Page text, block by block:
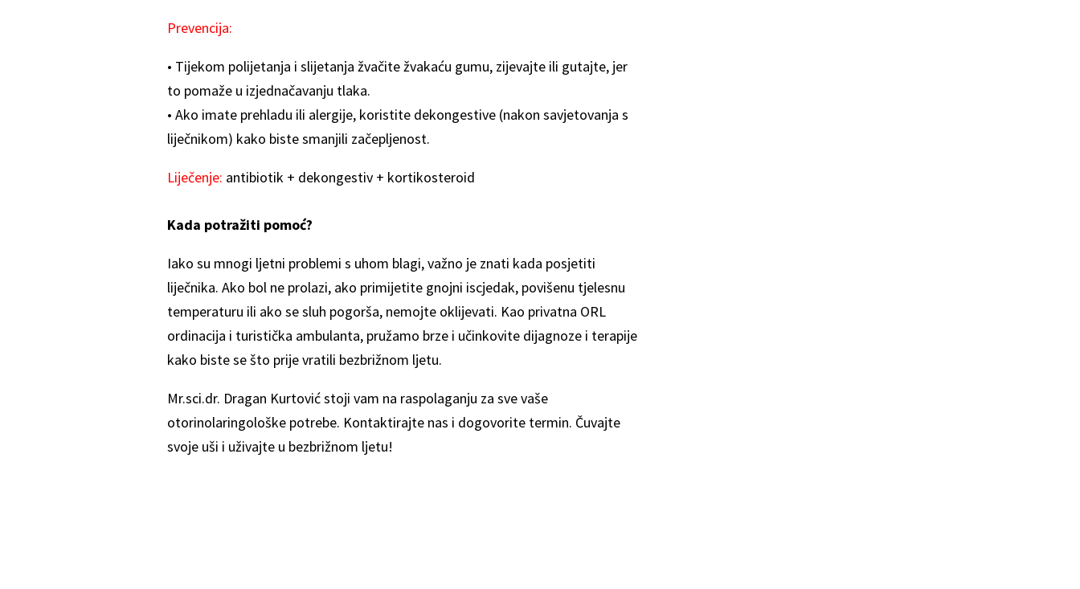
Prevencija:
• Tijekom polijetanja i slijetanja žvačite žvakaću gumu, zijevajte ili gutajte, jer
to pomaže u izjednačavanju tlaka.
• Ako imate prehladu ili alergije, koristite dekongestive (nakon savjetovanja s
liječnikom) kako biste smanjili začepljenost.
Liječenje: antibiotik + dekongestiv + kortikosteroid
Kada potražiti pomoć?
Iako su mnogi ljetni problemi s uhom blagi, važno je znati kada posjetiti
liječnika. Ako bol ne prolazi, ako primijetite gnojni iscjedak, povišenu tjelesnu
temperaturu ili ako se sluh pogorša, nemojte oklijevati. Kao privatna ORL
ordinacija i turistička ambulanta, pružamo brze i učinkovite dijagnoze i terapije
kako biste se što prije vratili bezbrižnom ljetu.
Mr.sci.dr. Dragan Kurtović stoji vam na raspolaganju za sve vaše
otorinolaringološke potrebe. Kontaktirajte nas i dogovorite termin. Čuvajte
svoje uši i uživajte u bezbrižnom ljetu!